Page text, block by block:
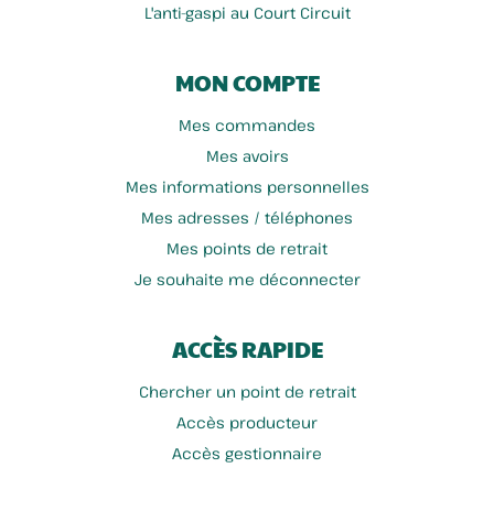
L'anti-gaspi au Court Circuit
MON COMPTE
Mes commandes
Mes avoirs
Mes informations personnelles
Mes adresses / téléphones
Mes points de retrait
Je souhaite me déconnecter
ACCÈS RAPIDE
Chercher un point de retrait
Accès producteur
Accès gestionnaire